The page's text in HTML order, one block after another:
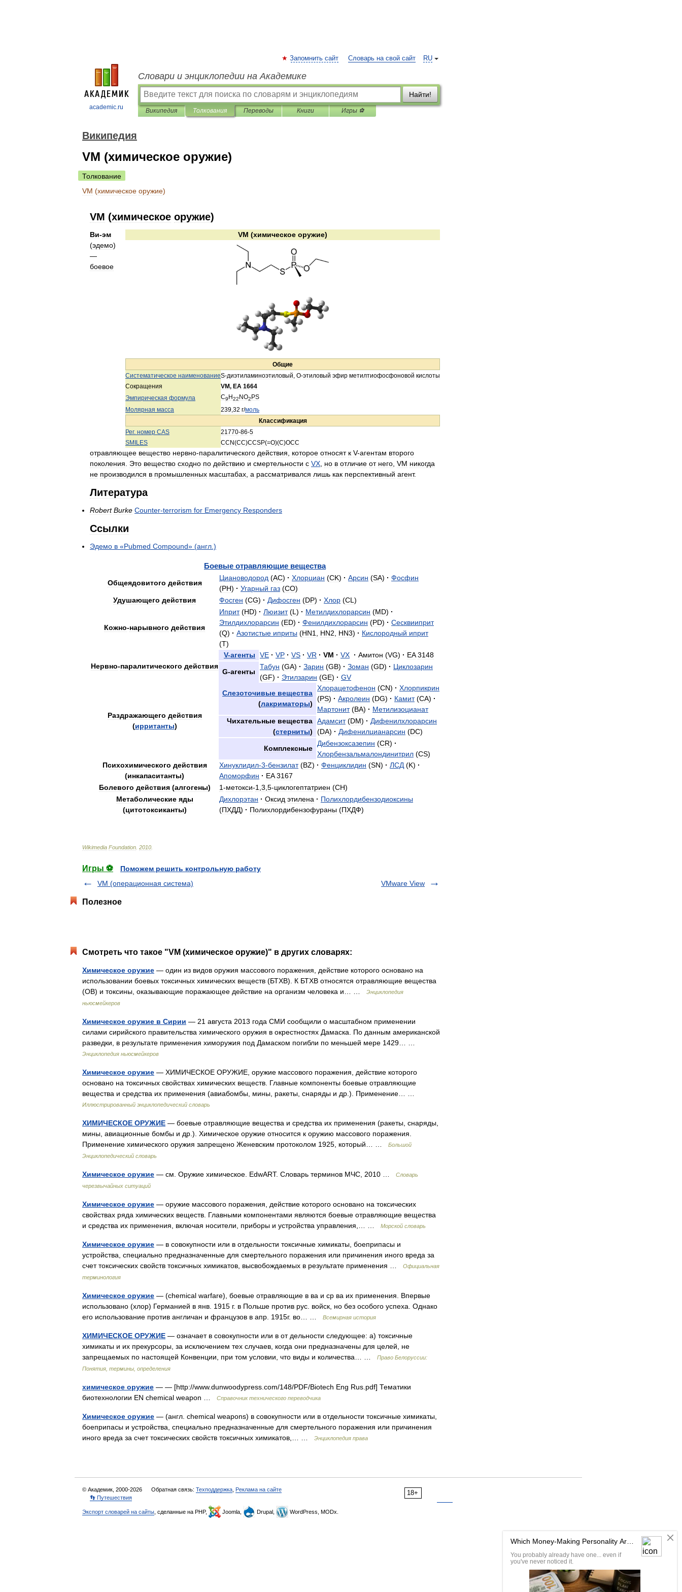
academic.ru
RU
Запомнить сайт Словарь на свой сайт
Словари и энциклопедии на Академике
Найти!
Википедия Толкования Переводы Книги Игры ⚽
Википедия
VM (химическое оружие)
Толкование
VM (химическое оружие)
VM (химическое оружие)
VM (химическое оружие)
Общие
Систематическое наименованиеS-диэтиламиноэтиловый О-этиловый эфир метилтиофосфоновой кислоты
Сокращения
VM, EA 1664
Эмпирическая формула C9H22NO2PS
Молярная масса 239 32 г/моль
Классификация
Рег. номер CAS 21770-86-5
SMILES
CCN(CC)CCSP(=O)(C)OCC
Ви-эм
(эдемо)
—
боевое
отравляющее вещество нервно-паралитического действия которое относят к V-агентам второго
поколения
Это вещество сходно по действию и смертельности с VX но в отличие от него VM никогда
не производился в промышленных масштабах а рассматривался лишь как перспективный агент.
Литература
Robert Burke Counter-terrorism for Emergency Responders
Ссылки
Эдемо в «Pubmed Compound» (англ .)
Боевые отравляющие вещества
Общеядовитого действия
Циановодород (AC) · Хлорциан (CK) · Арсин (SA) · Фосфин
(PH) · Угарный газ (CO)
Удушающего действия Фосген (CG) · Дифосген (DP) · Хлор (CL )
Кожно-нарывного действия
Иприт(HD) · Люизит(L ) · Метилдихлорарсин (MD) ·
Этилдихлорарсин (ED) · Фенилдихлорарсин (PD) · Сесквииприт
(Q) · Азотистые иприты (HN1 HN2 HN3) · Кислородный иприт
(T)
Нервно-паралитического действия
V-агенты VE · VP · VS · VR · VM · VX · Амитон (VG) · EA 3148
G-агенты
Табун (GA) · Зарин (GB) · Зоман (GD) · Циклозарин
(GF) · Этилзарин (GE) · GV
Раздражающего действия
(ирританты)
Слезоточивые вещества
(лакриматоры)
Хлорацетофенон (CN) · Хлорпикрин
(PS) · Акролеин (DG) · Камит(CA) ·
Мартонит(BA) · Метилизоцианат
Чихательные вещества
(стерниты)
Адамсит(DM) · Дифенилхлорарсин
(DA) · Дифенилцианарсин (DC)
Комплексные
Дибензоксазепин (CR) ·
Хлорбензальмалондинитрил (CS)
Психохимического действия
(инкапаситанты)
Хинуклидил-3-бензилат(BZ) · Фенциклидин (SN) · ЛСД (K) ·
Апоморфин · EA 3167
Болевого действия(алгогены) 1-метокси-1 3 5-циклогептатриен (CH)
Метаболические яды
(цитотоксиканты)
Дихлорэтан · Оксид этилена · Полихлордибензодиоксины
(ПХДД) · Полихлордибензофураны (ПХДФ)
Wikimedia Foundation 2010
Игры ⚽
Поможем решить контрольную работу
VM (операционная система)
VMware View
Полезное
Смотреть что такое "VM (химическое оружие)" в других словарях:
Химическое оружие — один из видов оружия массового поражения, действие которого основано на
использовании боевых токсичных химических веществ (БТХВ). К БТХВ относятся отравляющие вещества
(ОВ) и токсины, оказывающие поражающее действие на организм человека и… …
Энциклопедия
ньюсмейкеров
Химическое оружие в Сирии — 21 августа 2013 года СМИ сообщили о масштабном применении
силами сирийского правительства химического оружия в окрестностях Дамаска. По данным американской
разведки, в результате применения химоружия под Дамаском погибли по меньшей мере 1429… …
Энциклопедия ньюсмейкеров
Химическое оружие — ХИМИЧЕСКОЕ ОРУЖИЕ, оружие массового поражения, действие которого
основано на токсичных свойствах химических веществ. Главные компоненты боевые отравляющие
вещества и средства их применения (авиабомбы, мины, ракеты, снаряды и др.). Применение… …
Иллюстрированный энциклопедический словарь
ХИМИЧЕСКОЕ ОРУЖИЕ — боевые отравляющие вещества и средства их применения (ракеты, снаряды,
мины, авиационные бомбы и др.). Химическое оружие относится к оружию массового поражения.
Применение химического оружия запрещено Женевским протоколом 1925, который… …
Большой
Энциклопедический словарь
Химическое оружие — см. Оружие химическое. EdwART. Словарь терминов МЧС, 2010 …
Словарь
черезвычайных ситуаций
Химическое оружие — оружие массового поражения, действие которого основано на токсических
свойствах ряда химических веществ. Главными компонентами являются боевые отравляющие вещества
и средства их применения, включая носители, приборы и устройства управления,… …
Морской словарь
Химическое оружие — в совокупности или в отдельности токсичные химикаты, боеприпасы и
устройства, специально предназначенные для смертельного поражения или причинения иного вреда за
счет токсических свойств токсичных химикатов, высвобождаемых в результате применения …
Официальная
терминология
Химическое оружие — (chemical warfare), боевые отравляющие в ва и ср ва их применения. Впервые
использовано (хлор) Германией в янв. 1915 г. в Польше против рус. войск, но без особого успеха. Однако
его использование против англичан и французов в апр. 1915г. во… …
Всемирная история
ХИМИЧЕСКОЕ ОРУЖИЕ — означает в совокупности или в от дельности следующее: а) токсичные
химикаты и их прекурсоры, за исключением тех случаев, когда они предназначены для целей, не
запрещаемых по настоящей Конвенции, при том условии, что виды и количества… …
Право Белоруссии:
Понятия, термины, определения
химическое оружие — — [http://www.dunwoodypress.com/148/PDF/Biotech Eng Rus.pdf] Тематики
биотехнологии EN chemical weapon …
Справочник технического переводчика
Химическое оружие — (англ. chemical weapons) в совокупности или в отдельности токсичные химикаты,
боеприпасы и устройства, специально предназначенные для смертельного поражения или причинения
иного вреда за счет токсических свойств токсичных химикатов,… …
Энциклопедия права
18+
© Академик, 2000-2026 Обратная связь: Техподдержка Реклама на сайте
👣 Путешествия
Экспорт словарей на сайты , сделанные на PHP, Joomla, Drupal, WordPress, MODx.